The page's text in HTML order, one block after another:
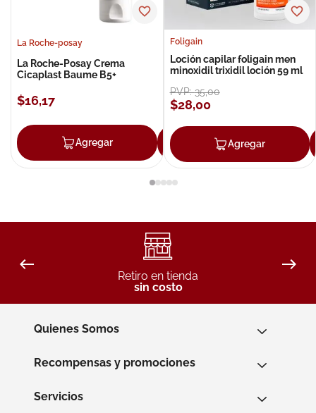
La Roche-posay
La Roche-Posay Crema
Cicaplast Baume B5+
$16,17
Agregar Agregar
Foligain
Loción capilar foligain men
minoxidil trixidil loción 59 ml
PVP:35,00
$28,00
Agregar
Retiro en tienda
sin costo
Quienes Somos
Recompensas y promociones
Servicios